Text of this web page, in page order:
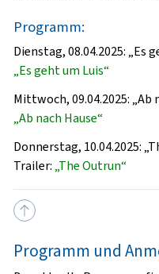
Programm:
Dienstag, 08.04.2025: „Es
„Es geht um Luis“
Mittwoch, 09.04.2025: „Ab
„Ab nach Hause“
Donnerstag, 10.04.2025:
Trailer: „The Outrun“
Programm und